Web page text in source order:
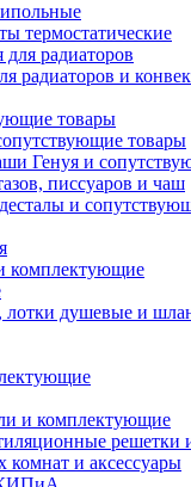
термостатические
радиаторов
радиаторов и
товары
товары
Генуя и
писсуаров и чаш
и
комплектующие
душевые и
и комплектующие
решетки
комнат и аксессуары